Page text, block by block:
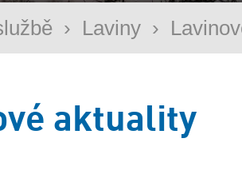
› Laviny ›
aktuality